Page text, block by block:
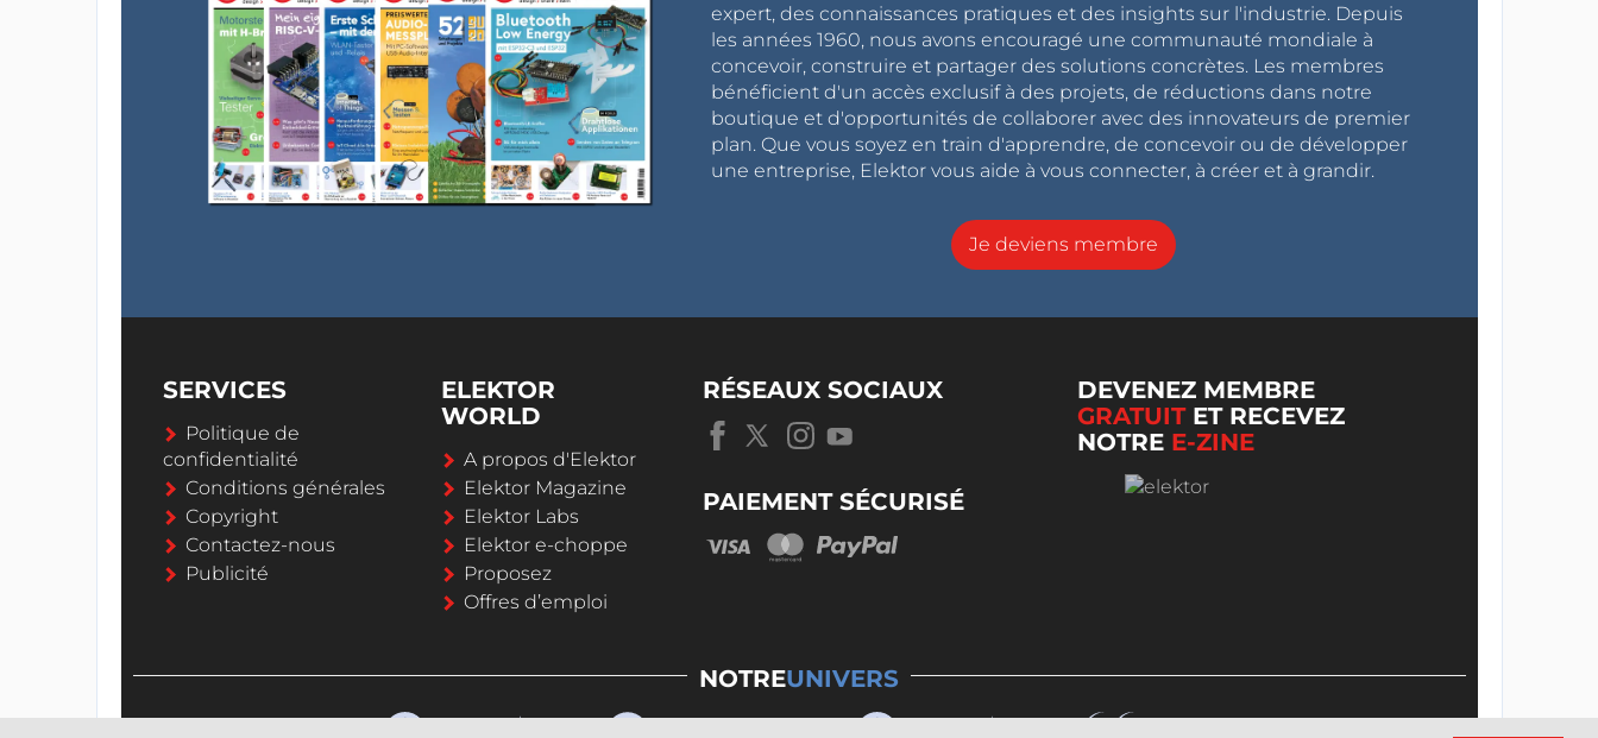
expert, des connaissances pratiques et des insights sur l'industrie. Depuis
les années 1960, nous avons encouragé une communauté mondiale à
concevoir, construire et partager des solutions concrètes. Les membres
bénéficient d'un accès exclusif à des projets, de réductions dans notre
boutique et d'opportunités de collaborer avec des innovateurs de premier
plan. Que vous soyez en train d'apprendre, de concevoir ou de développer
une entreprise, Elektor vous aide à vous connecter, à créer et à grandir.
Je deviens membre
SERVICES
Politique de
confidentialité
Conditions générales
Copyright
Contactez-nous
Publicité
ELEKTOR
WORLD
A propos d'Elektor
Elektor Magazine
Elektor Labs
Elektor e-choppe
Proposez
Offres d’emploi
RÉSEAUX SOCIAUX
PAIEMENT SÉCURISÉ
DEVENEZ MEMBRE
GRATUITET RECEVEZ
NOTRE E-ZINE
NOTREUNIVERS